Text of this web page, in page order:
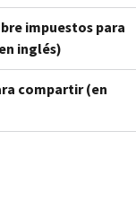
impuestos para
inglés)
compartir (en